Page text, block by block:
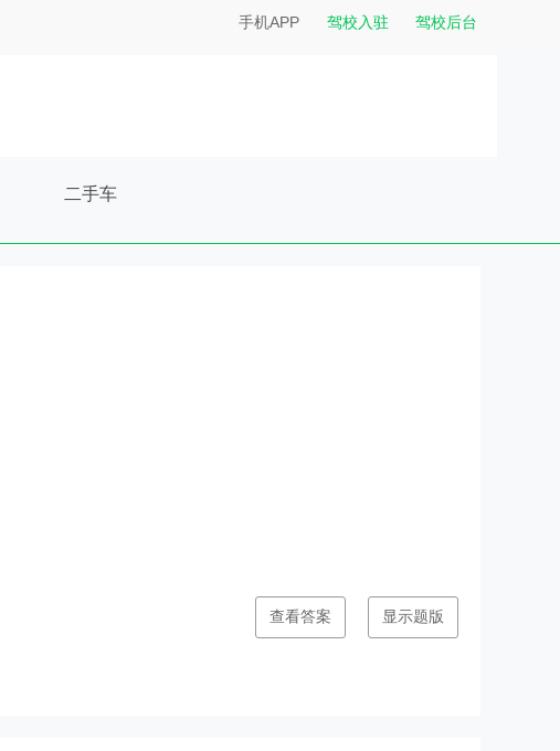
手机APP 驾校入驻 驾校后台
二手车
查看答案 显示题版